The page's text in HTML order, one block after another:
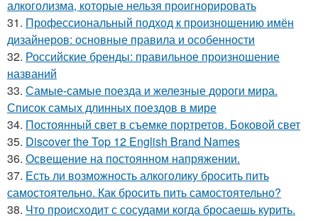
алкоголизма, которые нельзя проигнорировать
31. Профессиональный подход к произношению имён
дизайнеров: основные правила и особенности
32. Российские бренды: правильное произношение
названий
33. Самые-самые поезда и железные дороги мира.
Список самых длинных поездов в мире
34. Постоянный свет в съемке портретов. Боковой свет
35. Discover the Top 12 English Brand Names
36. Освещение на постоянном напряжении.
37. Есть ли возможность алкоголику бросить пить
самостоятельно. Как бросить пить самостоятельно?
38. Что происходит с сосудами когда бросаешь курить.